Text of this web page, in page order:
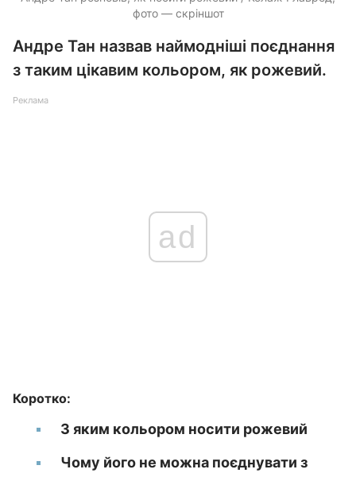
фото — скріншот
Андре Тан назвав наймодніші поєднання
з таким цікавим кольором, як рожевий.
Реклама
ad
Коротко:
З яким кольором носити рожевий
Чому його не можна поєднувати з